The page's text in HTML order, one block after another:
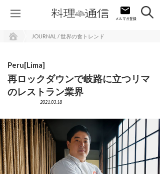
JOURNAL / 世界の食トレンド
Peru[Lima]
再ロックダウンで岐路に立つリマ
のレストラン業界
2021.03.18